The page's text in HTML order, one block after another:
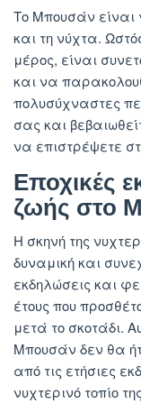
Το Μπουσάν
και τη νύχτα.
μέρος, είναι
και να
πολυσύχναστες
σας και
να επιστρέψετε
Εποχικές
ζωής στο
Η σκηνή της
δυναμική και
εκδηλώσεις και
έτους που
μετά το σκοτάδι.
Μπουσάν δεν θα
από τις ετήσιες
νυχτερινό τοπίο